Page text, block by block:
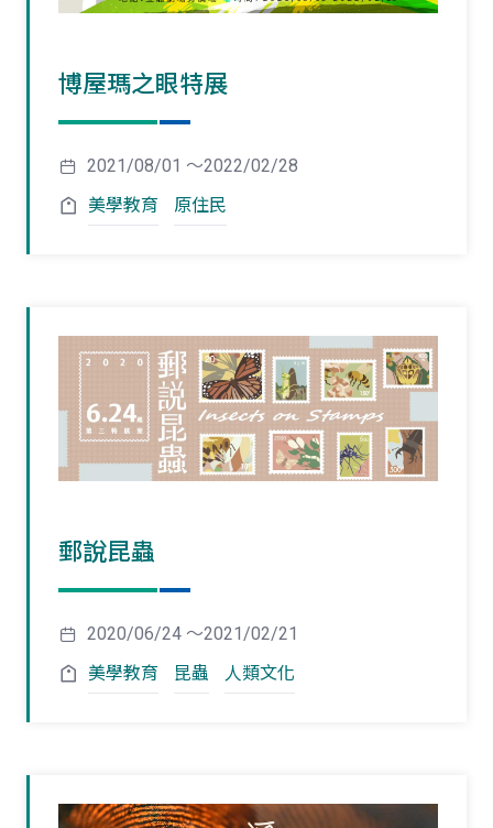
博屋瑪之眼特展
2021/08/01 ～2022/02/28
美學教育
原住民
郵說昆蟲
2020/06/24 ～2021/02/21
美學教育
昆蟲 人類文化